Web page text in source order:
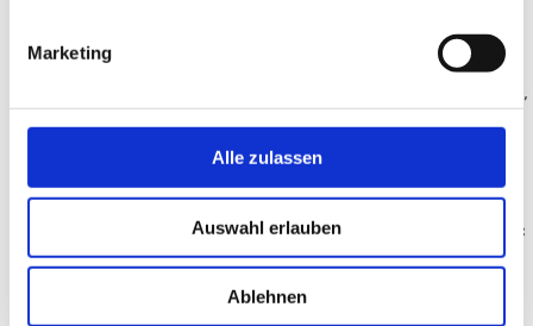
Marketing
Alle zulassen
Auswahl erlauben
Ablehnen
Port- und PICC-line Implantationen für
intravenöse Langzeit-Antibiose, Chemotherapie,
Langzeitinfusionen
Embolisationen; u.a. im Bauchraum beim
Pfortaderhochdruck, im Becken beim sog. pelvic
congestion syndrome, den Hodenvenen (Vena
Spermatica Sklerosierung) bei männlicher